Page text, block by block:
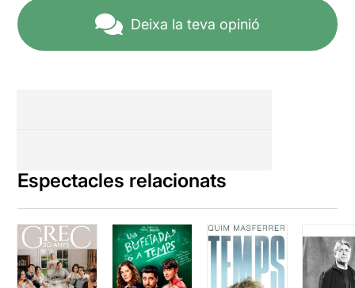
Deixa la teva opinió
Espectacles relacionats